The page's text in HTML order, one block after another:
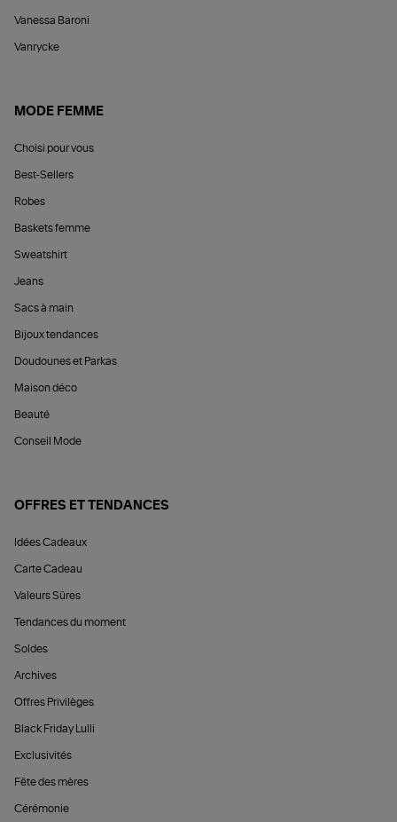
Vanessa Baroni
Vanrycke
MODE FEMME
Choisi pour vous
Best-Sellers
Robes
Baskets femme
Sweatshirt
Jeans
Sacs à main
Bijoux tendances
Doudounes et Parkas
Maison déco
Beauté
Conseil Mode
OFFRES ET TENDANCES
Idées Cadeaux
Carte Cadeau
Valeurs Sûres
Tendances du moment
Soldes
Archives
Offres Privilèges
Black Friday Lulli
Exclusivités
Fête des mères
Cérémonie